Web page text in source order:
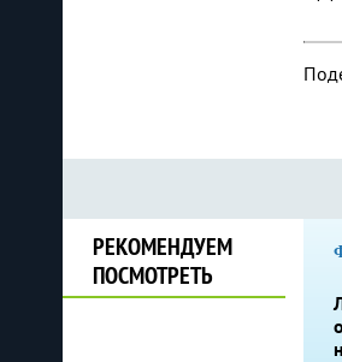
РЕКОМЕНДУЕМ
ПОСМОТРЕТЬ